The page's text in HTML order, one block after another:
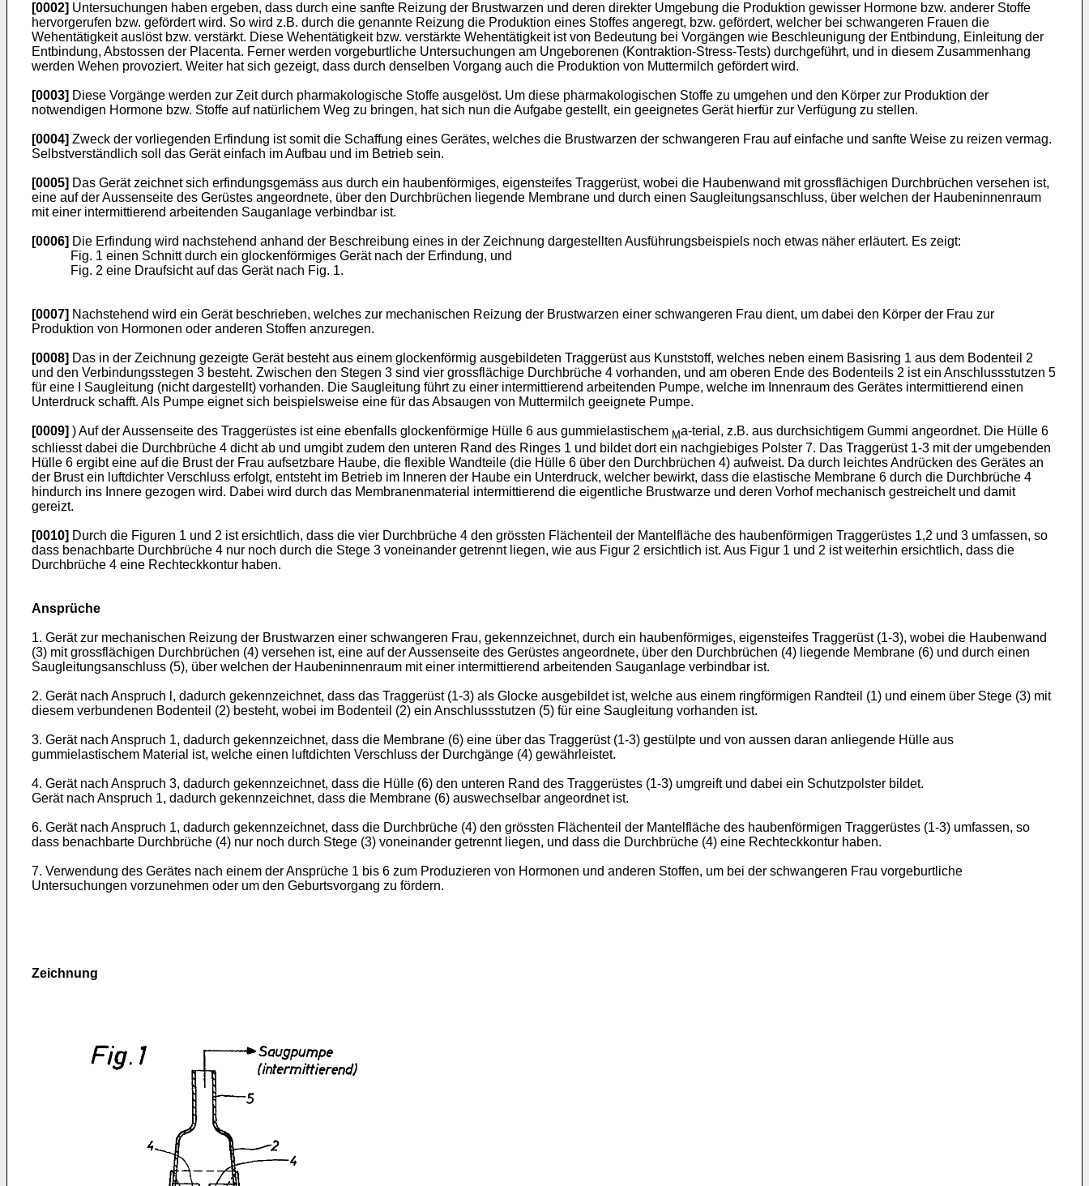
[0002] Untersuchungen haben ergeben, dass durch eine sanfte Reizung der Brustwarzen und deren direkter Umgebung die Produktion gewisser Hormone bzw. anderer Stoffe
hervorgerufen bzw. gefördert wird. So wird z.B. durch die genannte Reizung die Produktion eines Stoffes angeregt, bzw. gefördert, welcher bei schwangeren Frauen die
Wehentätigkeit auslöst bzw. verstärkt. Diese Wehentätigkeit bzw. verstärkte Wehentätigkeit ist von Bedeutung bei Vorgängen wie Beschleunigung der Entbindung, Einleitung der
Entbindung, Abstossen der Placenta. Ferner werden vorgeburtliche Untersuchungen am Ungeborenen (Kontraktion-Stress-Tests) durchgeführt, und in diesem Zusammenhang
werden Wehen provoziert. Weiter hat sich gezeigt, dass durch denselben Vorgang auch die Produktion von Muttermilch gefördert wird.
[0003] Diese Vorgänge werden zur Zeit durch pharmakologische Stoffe ausgelöst. Um diese pharmakologischen Stoffe zu umgehen und den Körper zur Produktion der
notwendigen Hormone bzw. Stoffe auf natürlichem Weg zu bringen, hat sich nun die Aufgabe gestellt, ein geeignetes Gerät hierfür zur Verfügung zu stellen.
[0004] Zweck der vorliegenden Erfindung ist somit die Schaffung eines Gerätes, welches die Brustwarzen der schwangeren Frau auf einfache und sanfte Weise zu reizen vermag.
Selbstverständlich soll das Gerät einfach im Aufbau und im Betrieb sein.
[0005] Das Gerät zeichnet sich erfindungsgemäss aus durch ein haubenförmiges, eigensteifes Traggerüst, wobei die Haubenwand mit grossflächigen Durchbrüchen versehen ist,
eine auf der Aussenseite des Gerüstes angeordnete, über den Durchbrüchen liegende Membrane und durch einen Saugleitungsanschluss, über welchen der Haubeninnenraum
mit einer intermittierend arbeitenden Sauganlage verbindbar ist.
[0006] Die Erfindung wird nachstehend anhand der Beschreibung eines in der Zeichnung dargestellten Ausführungsbeispiels noch etwas näher erläutert. Es zeigt:
Fig. 1 einen Schnitt durch ein glockenförmiges Gerät nach der Erfindung, und
Fig. 2 eine Draufsicht auf das Gerät nach Fig. 1.
[0007] Nachstehend wird ein Gerät beschrieben, welches zur mechanischen Reizung der Brustwarzen einer schwangeren Frau dient, um dabei den Körper der Frau zur
Produktion von Hormonen oder anderen Stoffen anzuregen.
[0008] Das in der Zeichnung gezeigte Gerät besteht aus einem glockenförmig ausgebildeten Traggerüst aus Kunststoff, welches neben einem Basisring 1 aus dem Bodenteil 2
und den Verbindungsstegen 3 besteht. Zwischen den Stegen 3 sind vier grossflächige Durchbrüche 4 vorhanden, und am oberen Ende des Bodenteils 2 ist ein Anschlussstutzen 5
für eine I Saugleitung (nicht dargestellt) vorhanden. Die Saugleitung führt zu einer intermittierend arbeitenden Pumpe, welche im Innenraum des Gerätes intermittierend einen
Unterdruck schafft. Als Pumpe eignet sich beispielsweise eine für das Absaugen von Muttermilch geeignete Pumpe.
[0009] ) Auf der Aussenseite des Traggerüstes ist eine ebenfalls glockenförmige Hülle 6 aus gummielastischem Ma-terial, z.B. aus durchsichtigem Gummi angeordnet. Die Hülle 6
schliesst dabei die Durchbrüche 4 dicht ab und umgibt zudem den unteren Rand des Ringes 1 und bildet dort ein nachgiebiges Polster 7. Das Traggerüst 1-3 mit der umgebenden
Hülle 6 ergibt eine auf die Brust der Frau aufsetzbare Haube, die flexible Wandteile (die Hülle 6 über den Durchbrüchen 4) aufweist. Da durch leichtes Andrücken des Gerätes an
der Brust ein luftdichter Verschluss erfolgt, entsteht im Betrieb im Inneren der Haube ein Unterdruck, welcher bewirkt, dass die elastische Membrane 6 durch die Durchbrüche 4
hindurch ins Innere gezogen wird. Dabei wird durch das Membranenmaterial intermittierend die eigentliche Brustwarze und deren Vorhof mechanisch gestreichelt und damit
gereizt.
[0010] Durch die Figuren 1 und 2 ist ersichtlich, dass die vier Durchbrüche 4 den grössten Flächenteil der Mantelfläche des haubenförmigen Traggerüstes 1,2 und 3 umfassen, so
dass benachbarte Durchbrüche 4 nur noch durch die Stege 3 voneinander getrennt liegen, wie aus Figur 2 ersichtlich ist. Aus Figur 1 und 2 ist weiterhin ersichtlich, dass die
Durchbrüche 4 eine Rechteckkontur haben.
Ansprüche
1. Gerät zur mechanischen Reizung der Brustwarzen einer schwangeren Frau, gekennzeichnet, durch ein haubenförmiges, eigensteifes Traggerüst (1-3), wobei die Haubenwand
(3) mit grossflächigen Durchbrüchen (4) versehen ist, eine auf der Aussenseite des Gerüstes angeordnete, über den Durchbrüchen (4) liegende Membrane (6) und durch einen
Saugleitungsanschluss (5), über welchen der Haubeninnenraum mit einer intermittierend arbeitenden Sauganlage verbindbar ist.
2. Gerät nach Anspruch l, dadurch gekennzeichnet, dass das Traggerüst (1-3) als Glocke ausgebildet ist, welche aus einem ringförmigen Randteil (1) und einem über Stege (3) mit
diesem verbundenen Bodenteil (2) besteht, wobei im Bodenteil (2) ein Anschlussstutzen (5) für eine Saugleitung vorhanden ist.
3. Gerät nach Anspruch 1, dadurch gekennzeichnet, dass die Membrane (6) eine über das Traggerüst (1-3) gestülpte und von aussen daran anliegende Hülle aus
gummielastischem Material ist, welche einen luftdichten Verschluss der Durchgänge (4) gewährleistet.
4. Gerät nach Anspruch 3, dadurch gekennzeichnet, dass die Hülle (6) den unteren Rand des Traggerüstes (1-3) umgreift und dabei ein Schutzpolster bildet.
Gerät nach Anspruch 1, dadurch gekennzeichnet, dass die Membrane (6) auswechselbar angeordnet ist.
6. Gerät nach Anspruch 1, dadurch gekennzeichnet, dass die Durchbrüche (4) den grössten Flächenteil der Mantelfläche des haubenförmigen Traggerüstes (1-3) umfassen, so
dass benachbarte Durchbrüche (4) nur noch durch Stege (3) voneinander getrennt liegen, und dass die Durchbrüche (4) eine Rechteckkontur haben.
7. Verwendung des Gerätes nach einem der Ansprüche 1 bis 6 zum Produzieren von Hormonen und anderen Stoffen, um bei der schwangeren Frau vorgeburtliche
Untersuchungen vorzunehmen oder um den Geburtsvorgang zu fördern.
Zeichnung